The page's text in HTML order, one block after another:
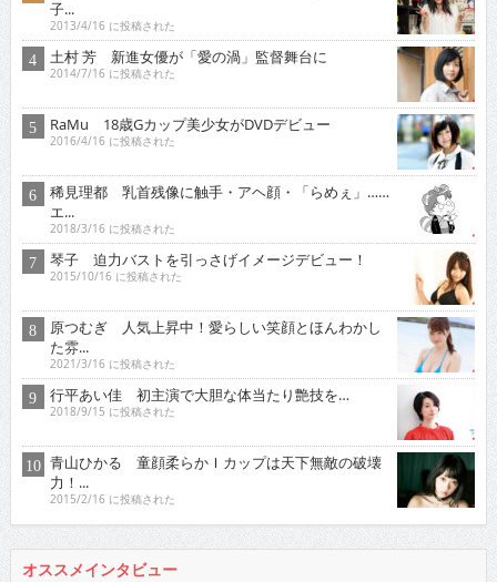
子...
2013/4/16 に投稿された
土村 芳 新進女優が「愛の渦」監督舞台に
2014/7/16 に投稿された
RaMu 18歳Gカップ美少女がDVDデビュー
2016/4/16 に投稿された
稀見理都 乳首残像に触手・アヘ顔・「らめぇ」……
エ...
2018/3/16 に投稿された
琴子 迫力バストを引っさげイメージデビュー！
2015/10/16 に投稿された
原つむぎ 人気上昇中！愛らしい笑顔とほんわかし
た雰...
2021/3/16 に投稿された
行平あい佳 初主演で大胆な体当たり艶技を…
2018/9/15 に投稿された
青山ひかる 童顔柔らかＩカップは天下無敵の破壊
力！...
2015/2/16 に投稿された
オススメインタビュー